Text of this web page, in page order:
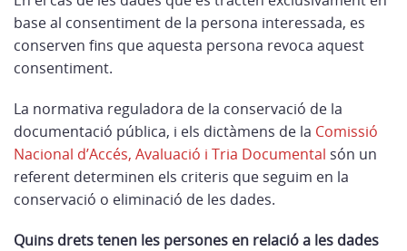
base al consentiment de la persona interessada, es
conserven fins que aquesta persona revoca aquest
consentiment.
La normativa reguladora de la conservació de la
documentació pública, i els dictàmens de la Comissió
Nacional d’Accés, Avaluació i Tria Documental són un
referent determinen els criteris que seguim en la
conservació o eliminació de les dades.
Quins drets tenen les persones en relació a les dades